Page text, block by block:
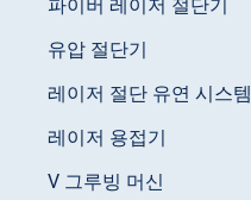
파이버 레이저 절단기
유압 절단기
레이저 절단 유연 시스템
레이저 용접기
V 그루빙 머신